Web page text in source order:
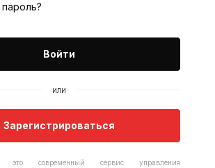
или
Зарегистрироваться
современный сервис управления